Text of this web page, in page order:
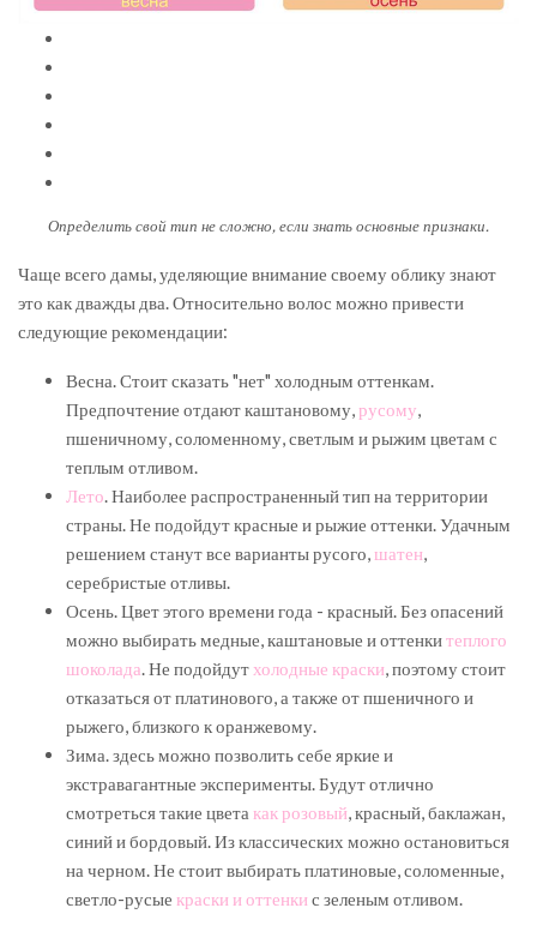
Определить свой тип не сложно, если знать основные признаки.
Чаще всего дамы, уделяющие внимание своему облику знают
это как дважды два. Относительно волос можно привести
следующие рекомендации:
Весна. Стоит сказать "нет" холодным оттенкам.
Предпочтение отдают каштановому, русому,
пшеничному, соломенному, светлым и рыжим цветам с
теплым отливом.
Лето. Наиболее распространенный тип на территории
страны. Не подойдут красные и рыжие оттенки. Удачным
решением станут все варианты русого,шатен,
серебристые отливы.
Осень. Цвет этого времени года - красный. Без опасений
можно выбирать медные, каштановые и оттенкитеплого
шоколада. Не подойдут холодные краски, поэтому стоит
отказаться от платинового, а также от пшеничного и
рыжего, близкого к оранжевому.
Зима. здесь можно позволить себе яркие и
экстравагантные эксперименты. Будут отлично
смотреться такие цвета как розовый, красный, баклажан,
синий и бордовый. Из классических можно остановиться
на черном. Не стоит выбирать платиновые, соломенные,
светло-русые краски и оттенки с зеленым отливом.